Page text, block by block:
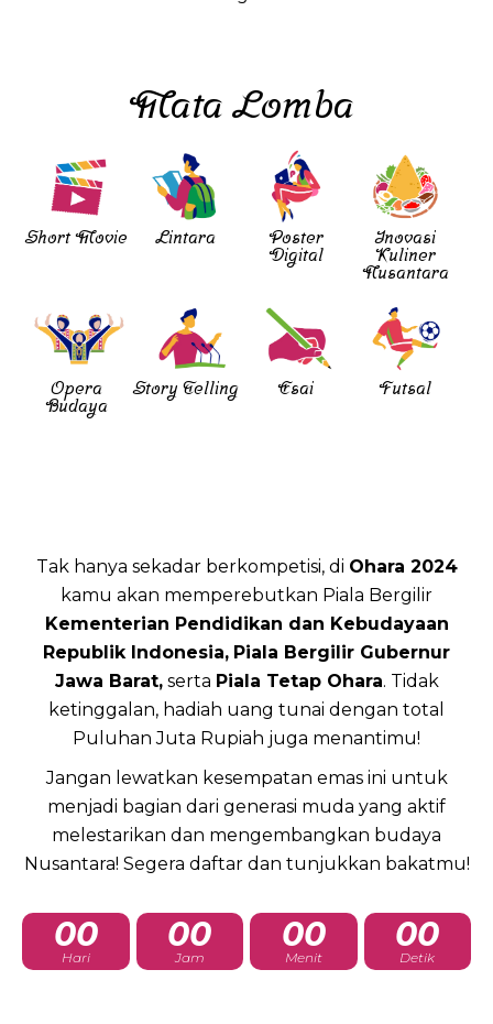
Mata Lomba
Short Movie Lintara
Poster
Digital
Inovasi
Kuliner
Nusantara
Opera
Budaya
Story Telling Esai Futsal
Tak hanya sekadar berkompetisi, di Ohara 2024
kamu akan memperebutkan Piala Bergilir
Kementerian Pendidikan dan Kebudayaan
Republik Indonesia, Piala Bergilir Gubernur
Jawa Barat,serta Piala Tetap Ohara. Tidak
ketinggalan, hadiah uang tunai dengan total
Puluhan Juta Rupiah juga menantimu!
Jangan lewatkan kesempatan emas ini untuk
menjadi bagian dari generasi muda yang aktif
melestarikan dan mengembangkan budaya
Nusantara! Segera daftar dan tunjukkan bakatmu!
00
Hari
00
Jam
00
Menit
00
Detik